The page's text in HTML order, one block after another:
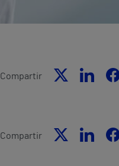
Compartir
Compartir